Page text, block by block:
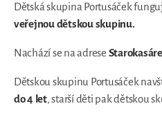
Dětská skupina Portusáček
veřejnou dětskou skupinu.
Nachází se na adrese
Dětskou skupinu Portusáček
do 4 let, starší děti pak dětskou